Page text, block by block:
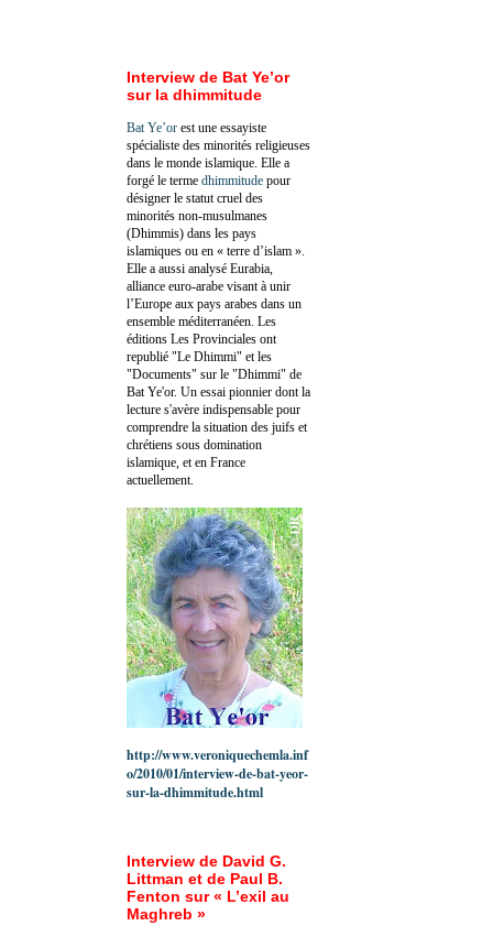
Interview de Bat Ye’or
sur la dhimmitude
Bat Ye’or est une essayiste
spécialiste des minorités religieuses
dans le monde islamique. Elle a
forgé le terme dhimmitude pour
désigner le statut cruel des
minorités non-musulmanes
(Dhimmis) dans les pays
islamiques ou en « terre d’islam ».
Elle a aussi analysé Eurabia,
alliance euro-arabe visant à unir
l’Europe aux pays arabes dans un
ensemble méditerranéen. Les
éditions Les Provinciales ont
republié "Le Dhimmi" et les
"Documents" sur le "Dhimmi" de
Bat Ye'or. Un essai pionnier dont la
lecture s'avère indispensable pour
comprendre la situation des juifs et
chrétiens sous domination
islamique, et en France
actuellement.
http://www.veroniquechemla.inf
o/2010/01/interview-de-bat-yeor-
sur-la-dhimmitude.html
Interview de David G.
Littman et de Paul B.
Fenton sur « L’exil au
Maghreb »